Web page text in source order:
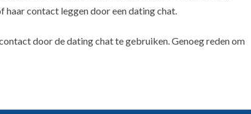
haar contact leggen door een dating chat.
door de dating chat te gebruiken. Genoeg reden om